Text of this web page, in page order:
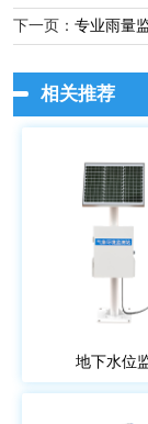
下一页： 专业雨量
相关推荐
地下水位